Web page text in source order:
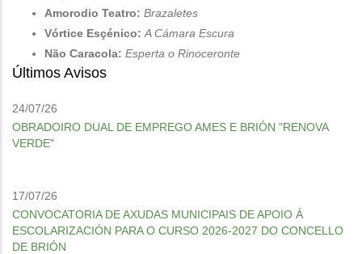
Amorodio Teatro: Brazaletes
Vórtice Esçénico: A Cámara Escura
Não Caracola: Esperta o Rinoceronte
Últimos Avisos
24/07/26
OBRADOIRO DUAL DE EMPREGO AMES E BRIÓN "RENOVA
VERDE"
17/07/26
CONVOCATORIA DE AXUDAS MUNICIPAIS DE APOIO Á
ESCOLARIZACIÓN PARA O CURSO 2026-2027 DO CONCELLO
DE BRIÓN